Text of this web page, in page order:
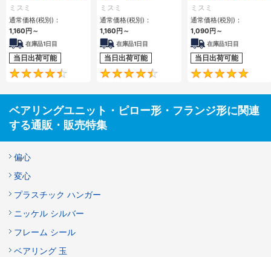
プ－
ミスミ
通常価格(税別)：
1,160円 ～
在庫品1日目
当日出荷可能
4.7
ミスミ
通常価格(税別)：
1,160円 ～
在庫品1日目
当日出荷可能
4.6
物）－
ミスミ
通常価格(税別)：
1,090円 ～
在庫品1日目
当日出荷可能
ベアリングユニット・ピロー形・フランジ形に関連
する通販・販売特集
偏心
変心
プラスチック ハンガー
ニッケル シルバー
フレーム シール
ベアリング 玉